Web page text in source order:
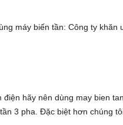
máy biến tần: Công ty khăn
điện hãy nên dùng may bien tan
3 pha. Đặc biệt hơn chúng